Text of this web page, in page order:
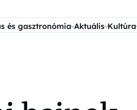
és gasztronómia Aktuális Kultúra